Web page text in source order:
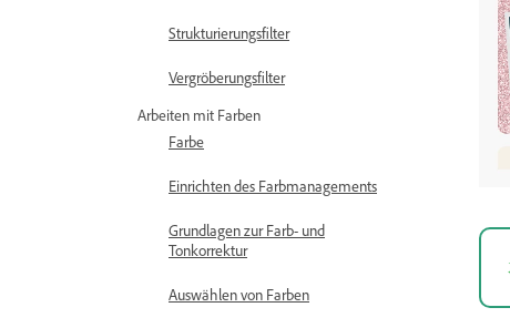
Strukturierungsfilter
Vergröberungsfilter
Arbeiten mit Farben
Farbe
Einrichten des Farbmanagements
Grundlagen zur Farb- und
Tonkorrektur
Auswählen von Farben